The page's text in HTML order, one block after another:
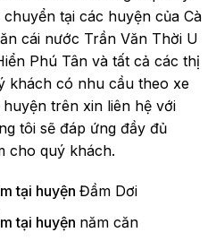
tại các huyện của Cà
cái nước Trần Văn Thời U
Phú Tân và tất cả các thị
khách có nhu cầu theo xe
trên xin liên hệ với
tôi sẽ đáp ứng đầy đủ
cho quý khách.
tại huyện Đầm Dơi
tại huyện năm căn